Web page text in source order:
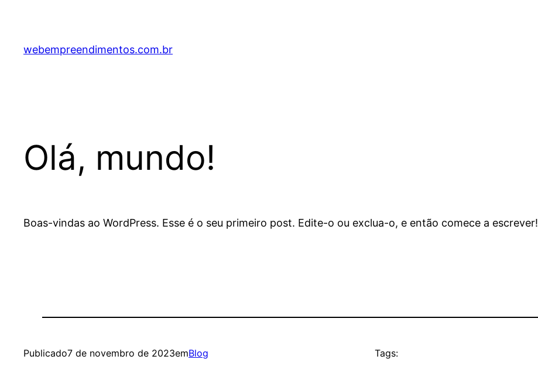
webempreendimentos.com.br
Olá, mundo!
Boas-vindas ao WordPress. Esse é o seu primeiro post. Edite-o ou exclua-o, e então comece a escrever!
Publicado7 de novembro de 2023emBlog Tags: